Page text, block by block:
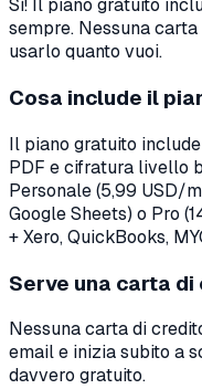
Sì! Il piano gratuito
sempre. Nessuna
usarlo quanto vuoi.
Cosa include il
Il piano gratuito
PDF e cifratura livello
Personale (5,99 USD/
Google Sheets) o Pro
+ Xero, QuickBooks,
Serve una carta
Nessuna carta di
email e inizia subito a
davvero gratuito.